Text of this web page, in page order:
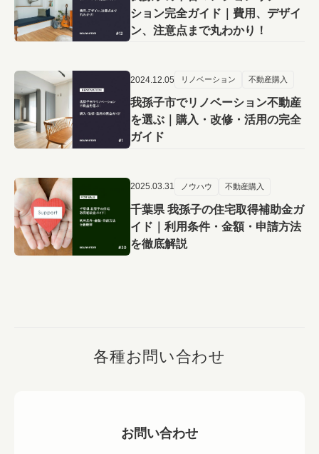
ション完全ガイド｜費用、デザイ
ン、注意点まで丸わかり！
2024.12.05 リノベーション 不動産購入
我孫子市でリノベーション不動産
を選ぶ｜購入・改修・活用の完全
ガイド
2025.03.31 ノウハウ 不動産購入
千葉県 我孫子の住宅取得補助金ガ
イド｜利用条件・金額・申請方法
を徹底解説
各種お問い合わせ
お問い合わせ